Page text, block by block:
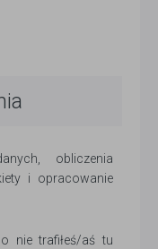
obliczenia
i opracowanie
nie trafiłeś/aś tu